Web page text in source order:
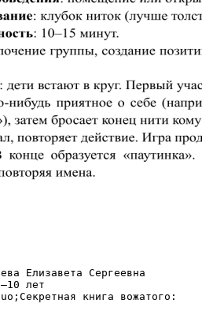
Елизавета Сергеевна
лет
книга вожатого: